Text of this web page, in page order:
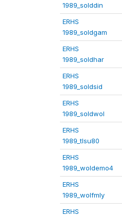
1989_solddin
ERHS
1989_soldgam
ERHS
1989_soldhar
ERHS
1989_soldsid
ERHS
1989_soldwol
ERHS
1989_tlsu80
ERHS
1989_woldemo4
ERHS
1989_wolfmly
ERHS